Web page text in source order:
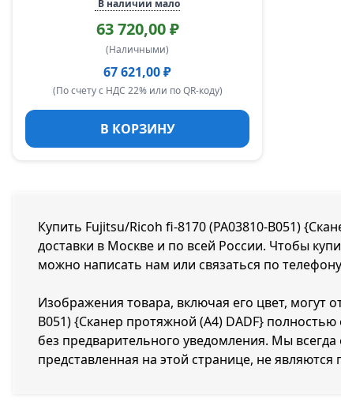
В наличии мало
63 720,00 ₽
(Наличными)
67 621,00 ₽
(По счету с НДС 22% или по QR-коду)
В КОРЗИНУ
Купить Fujitsu/Ricoh fi-8170 (PA03810-B051)
доставки в Москве и по всей России. Чтобы
можно написать нам или связаться по
Изображения товара, включая его цвет, могут
B051) {Сканер протяжной (A4) DADF}
без предварительного уведомления. Мы
представленная на этой странице, не